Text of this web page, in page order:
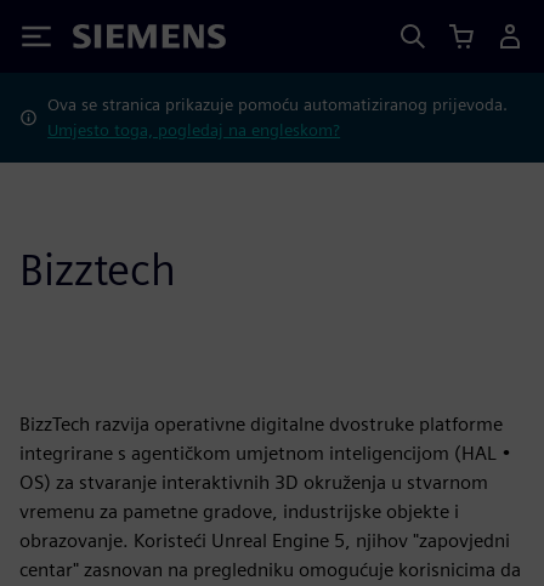
Siemens
Ova se stranica prikazuje pomoću automatiziranog prijevoda.
Umjesto toga, pogledaj na engleskom?
Bizztech
BizzTech razvija operativne digitalne dvostruke platforme
integrirane s agentičkom umjetnom inteligencijom (HAL •
OS) za stvaranje interaktivnih 3D okruženja u stvarnom
vremenu za pametne gradove, industrijske objekte i
obrazovanje. Koristeći Unreal Engine 5, njihov "zapovjedni
centar" zasnovan na pregledniku omogućuje korisnicima da